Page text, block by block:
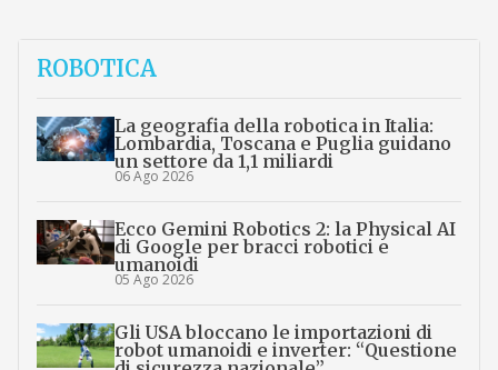
ROBOTICA
La geografia della robotica in Italia:
Lombardia, Toscana e Puglia guidano
un settore da 1,1 miliardi
06 Ago 2026
Ecco Gemini Robotics 2: la Physical AI
di Google per bracci robotici e
umanoidi
05 Ago 2026
Gli USA bloccano le importazioni di
robot umanoidi e inverter: “Questione